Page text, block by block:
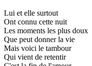
Lui et elle surtout
Ont connu cette nuit
Les moments les plus doux
Que peut donner la vie
Mais voici le tambour
Qui vient de retentir